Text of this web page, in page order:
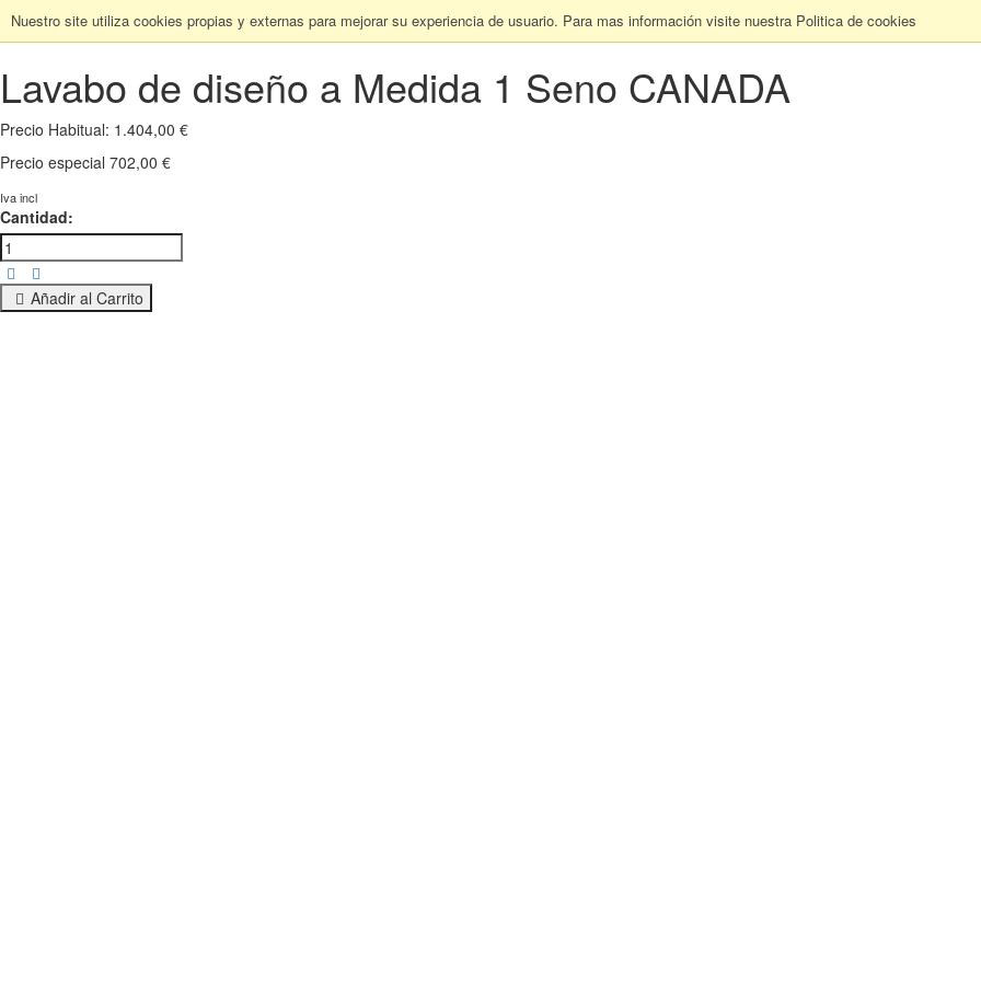
Nuestro site utiliza cookies propias y externas para mejorar su experiencia de usuario. Para mas información visite nuestra Politica de cookies
Lavabo de diseño a Medida 1 Seno CANADA
Precio Habitual: 1.404,00 €
Precio especial 702,00 €
Iva incl
Cantidad:
Añadir al Carrito